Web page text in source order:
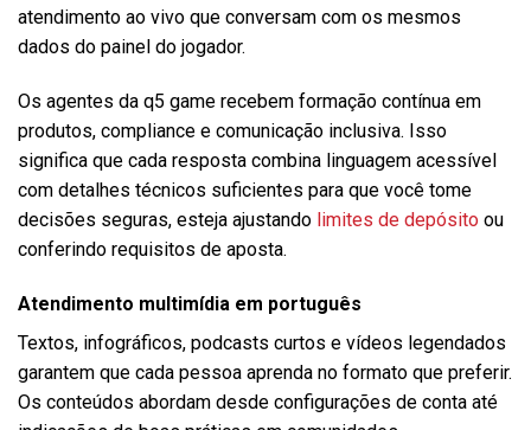
atendimento ao vivo que conversam com os mesmos
dados do painel do jogador.
Os agentes da q5 game recebem formação contínua em
produtos, compliance e comunicação inclusiva. Isso
significa que cada resposta combina linguagem acessível
com detalhes técnicos suficientes para que você tome
decisões seguras, esteja ajustando limites de depósito ou
conferindo requisitos de aposta.
Atendimento multimídia em português
Textos, infográficos, podcasts curtos e vídeos legendados
garantem que cada pessoa aprenda no formato que preferir.
Os conteúdos abordam desde configurações de conta até